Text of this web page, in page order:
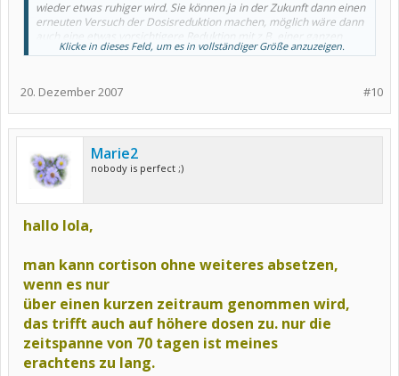
wieder etwas ruhiger wird. Sie können ja in der Zukunft dann einen
erneuten Versuch der Dosisreduktion machen, möglich wäre dann
auch eine etwas vorsichtigere Reduktion mit z.B. einer ganzen
Tablette Prednisolon (5mg) und einer halben Tablette (2,5 mg)
Ja das würde ich auch so machen....sonst liegste flach zu
http://209.85.135.104/search?
q=cache:ECNuq6rB9n8J:www.lifeline.de/special/rheuma/expertenr
at/uebersicht_fragen/content-
=UTF-8
@Lola
was ich nicht verstehe: warum sagt mir der rheuma-arzt, ich
kann die 5 mg sofort beenden? das prednisolon? und alle
anderen sagen, man muß ausschleichen?
Soll ich da was zu sagen, weil der Weisskittel blöd ist, es ist
schädlich und dir wird schlecht, Steff hatt erst letztens
Atemnotanfall bekommen, deine Nebenwirkungen sind ja schon
Klicke in dieses Feld, um es in vollständiger Größe anzuzeigen.
#10
20. Dezember 2007
Marie2
nobody is perfect ;)
hallo lola,
man kann cortison ohne weiteres absetzen,
wenn es nur
über einen kurzen zeitraum genommen wird,
das trifft auch auf höhere dosen zu. nur die
zeitspanne von 70 tagen ist meines
erachtens zu lang.